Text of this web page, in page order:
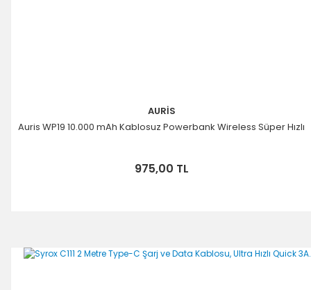
AURİS
Auris WP19 10.000 mAh Kablosuz Powerbank Wireless Süper Hızlı
975,00 TL